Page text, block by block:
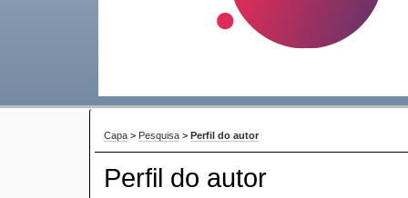
Capa > Pesquisa > Perfil do autor
Perfil do autor